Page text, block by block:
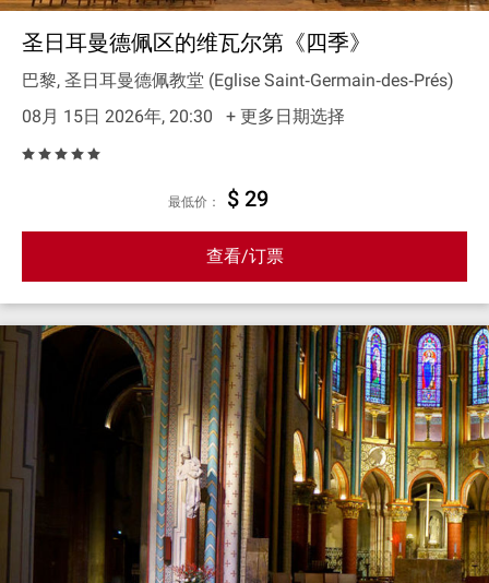
圣日耳曼德佩区的维瓦尔第《四季》
巴黎, 圣日耳曼德佩教堂 (Eglise Saint‐Germain‐des‐Prés)
08月 15日 2026年, 20:30
+ 更多日期选择
最低价： $ 29
查看/订票